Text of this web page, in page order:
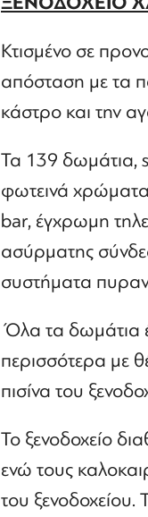
Κτισμένο σε
απόσταση με τα
κάστρο και την
Τα 139 δωμάτια,
φωτεινά χρώματα
bar, έγχρωμη
ασύρματης
συστήματα
Όλα τα δωμάτια
περισσότερα με
πισίνα του
Το ξενοδοχείο
ενώ τους
του ξενοδοχείου.